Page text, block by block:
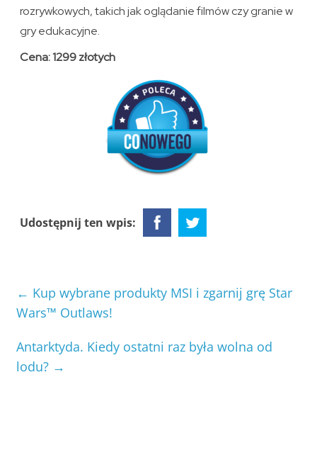
rozrywkowych, takich jak oglądanie filmów czy granie w
gry edukacyjne.
Cena: 1299 złotych
Udostępnij ten wpis:
← Kup wybrane produkty MSI i zgarnij grę Star
Wars™ Outlaws!
Antarktyda. Kiedy ostatni raz była wolna od
lodu? →